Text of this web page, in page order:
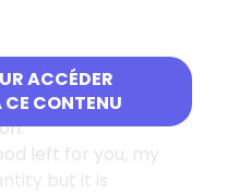
ACCÉDER
CONTENU
nounmeans "a
but with
left for you, my
but it is